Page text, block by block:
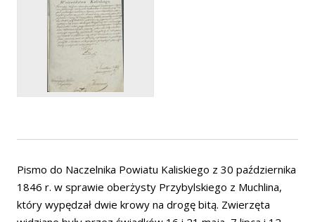
Pismo do Naczelnika Powiatu Kaliskiego z 30 października
1846 r. w sprawie oberżysty Przybylskiego z Muchlina,
który wypędzał dwie krowy na drogę bitą. Zwierzęta